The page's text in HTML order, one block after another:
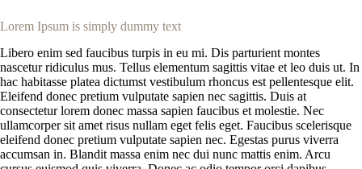
Lorem Ipsum is simply dummy text
Libero enim sed faucibus turpis in eu mi. Dis parturient montes
nascetur ridiculus mus. Tellus elementum sagittis vitae et leo duis ut. In
hac habitasse platea dictumst vestibulum rhoncus est pellentesque elit.
Eleifend donec pretium vulputate sapien nec sagittis. Duis at
consectetur lorem donec massa sapien faucibus et molestie. Nec
ullamcorper sit amet risus nullam eget felis eget. Faucibus scelerisque
eleifend donec pretium vulputate sapien nec. Egestas purus viverra
accumsan in. Blandit massa enim nec dui nunc mattis enim. Arcu